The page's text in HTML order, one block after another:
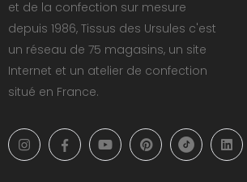
et de la confection sur mesure
depuis 1986, Tissus des Ursules c'est
un réseau de 75 magasins, un site
Internet et un atelier de confection
situé en France.